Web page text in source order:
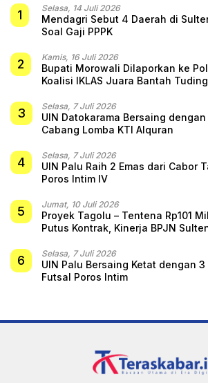
1 Selasa, 14 Juli 2026
Mendagri Sebut 4 Daerah di
Soal Gaji PPPK
2 Kamis, 16 Juli 2026
Bupati Morowali Dilaporkan ke
Koalisi IKLAS Juara Bantah
3 Selasa, 7 Juli 2026
UIN Datokarama Bersaing
Cabang Lomba KTI Alquran
4 Selasa, 7 Juli 2026
UIN Palu Raih 2 Emas dari Cabor
Poros Intim IV
5 Jumat, 10 Juli 2026
Proyek Tagolu – Tentena Rp101
Putus Kontrak, Kinerja BPJN
6 Selasa, 7 Juli 2026
UIN Palu Bersaing Ketat dengan 3
Futsal Poros Intim